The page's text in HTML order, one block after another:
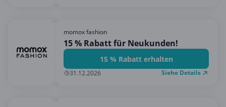
momox fashion
15 % Rabatt für Neukunden!
15 % Rabatt erhalten
31.12.2026 Siehe Details